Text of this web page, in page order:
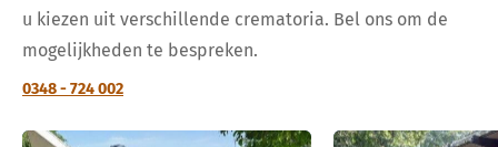
u kiezen uit verschillende crematoria. Bel ons om de
mogelijkheden te bespreken.
0348 - 724 002